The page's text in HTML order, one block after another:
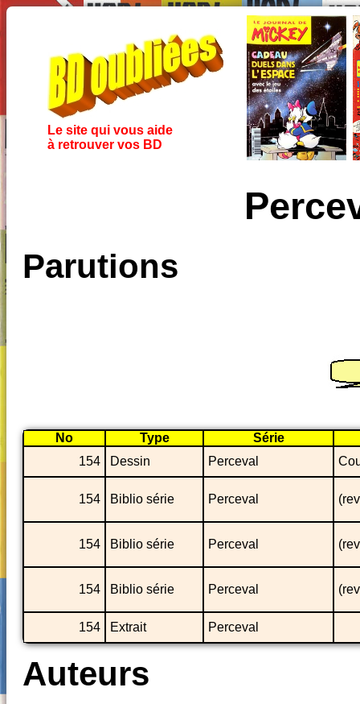
Le site qui vous aide
à retrouver vos BD
Parutions
No Type
Série
154
Dessin Perceval
154 Biblio série Perceval
154 Biblio série Perceval
154 Biblio série Perceval
154 Extrait Perceval
Auteurs